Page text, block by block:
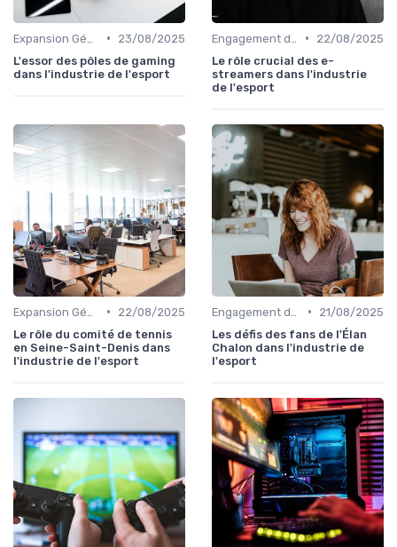
•
23/08/2025
L'essor des pôles de gaming
dans l'industrie de l'esport
•
22/08/2025
Le rôle crucial des e-
streamers dans l'industrie
de l'esport
•
22/08/2025
Le rôle du comité de tennis
en Seine-Saint-Denis dans
l'industrie de l'esport
•
21/08/2025
Les défis des fans de l'Élan
Chalon dans l'industrie de
l'esport